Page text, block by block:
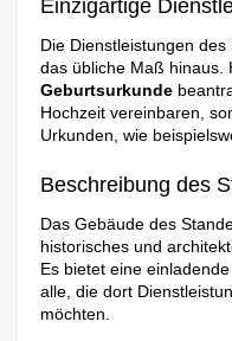
Einzigartige
Die Dienstleistungen
das übliche Maß hinaus.
Geburtsurkunde
Hochzeit vereinbaren,
Urkunden, wie
Beschreibung des
Das Gebäude des
historisches und
Es bietet eine
alle, die dort
möchten.